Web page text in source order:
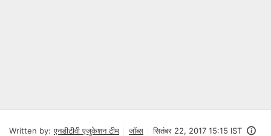
Written by: एनडीटीवी एजुकेशन टीम जॉब्स सितंबर 22, 2017 15:15 IST